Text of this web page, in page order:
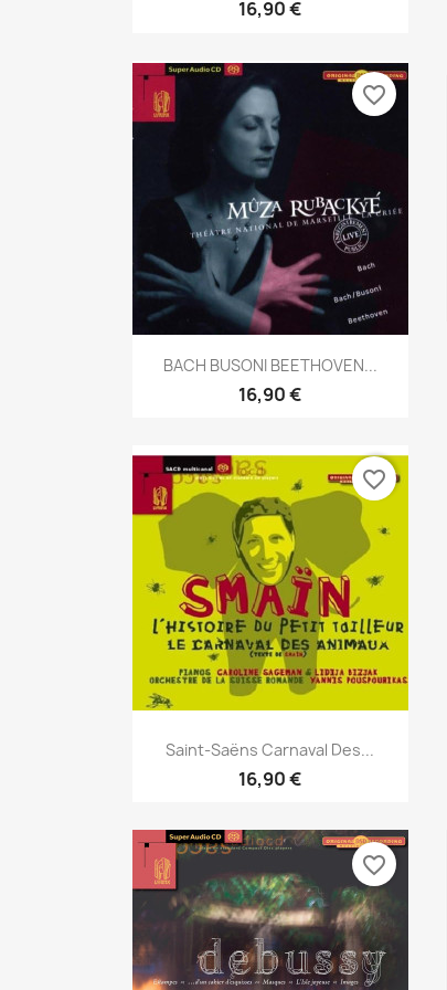
16,90 €
Aperçu rapide
BACH BUSONI BEETHOVEN...
16,90 €
favorite_border
Aperçu rapide
Saint-Saëns Carnaval Des...
16,90 €
favorite_border
favorite_border